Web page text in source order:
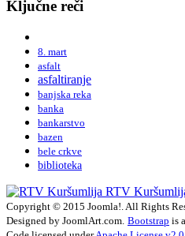
Ključne reči
8. mart
asfalt
asfaltiranje
banjska reka
banka
bankarstvo
bazen
bele crkve
biblioteka
RTV
Copyright © 2015 Joomla!. All Rights
Designed by JoomlArt.com. Bootstrap is